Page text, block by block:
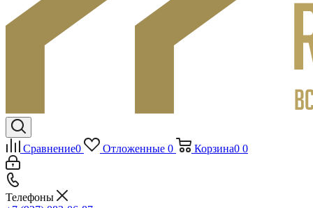
Сравнение0 Отложенные 0 Корзина0 0
Телефоны